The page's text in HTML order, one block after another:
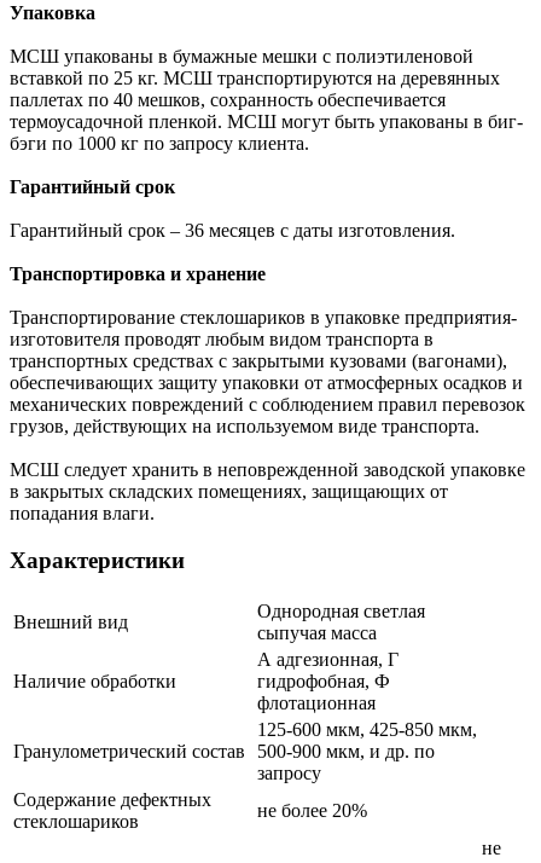
Упаковка
МСШ упакованы в бумажные мешки с полиэтиленовой
вставкой по 25 кг. МСШ транспортируются на деревянных
паллетах по 40 мешков, сохранность обеспечивается
термоусадочной пленкой. МСШ могут быть упакованы в биг-
бэги по 1000 кг по запросу клиента.
Гарантийный срок
Гарантийный срок – 36 месяцев с даты изготовления.
Транспортировка и хранение
Транспортирование стеклошариков в упаковке предприятия-
изготовителя проводят любым видом транспорта в
транспортных средствах с закрытыми кузовами (вагонами),
обеспечивающих защиту упаковки от атмосферных осадков и
механических повреждений с соблюдением правил перевозок
грузов, действующих на используемом виде транспорта.
МСШ следует хранить в неповрежденной заводской упаковке
в закрытых складских помещениях, защищающих от
попадания влаги.
Характеристики
Внешний вид
Однородная светлая
сыпучая масса
Наличие обработки
А адгезионная, Г
гидрофобная, Ф
флотационная
Гранулометрический состав
125-600 мкм, 425-850 мкм,
500-900 мкм, и др. по
запросу
Содержание дефектных
стеклошариков
не более 20%
не